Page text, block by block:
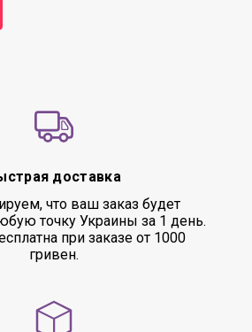
доставка
что ваш заказ будет
точку Украины за 1 день.
при заказе от 1000
гривен.